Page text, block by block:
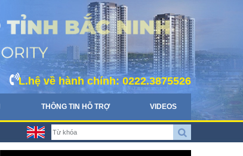
L.hệ về hành chính: 0222.3875526
THÔNG TIN HỖ TRỢ VIDEOS